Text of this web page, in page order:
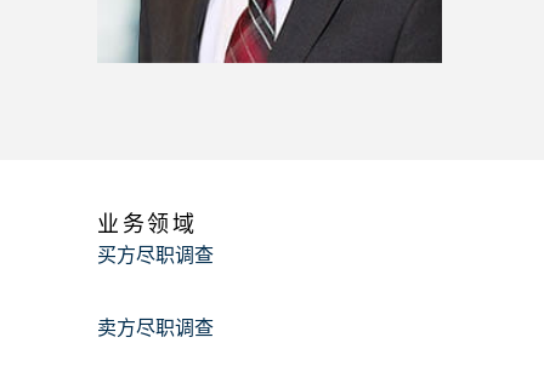
业务领域
买方尽职调查
卖方尽职调查